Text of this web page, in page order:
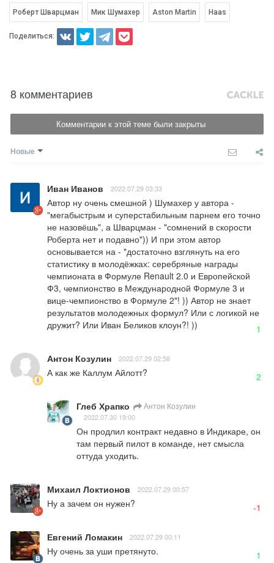
Роберт Шварцман Мик Шумахер Aston Martin Haas
Поделиться:
8 комментариев
Комментарии к этой теме были закрыты
Новые
Иван Иванов 2022.07.29 03:33
Автор ну очень смешной ) Шумахер у автора -
"мегабыстрым и суперстабильным парнем его точно
не назовёшь", а Шварцман - "сомнений в скорости
Роберта нет и подавно")) И при этом автор
основывается на - "достаточно взглянуть на его
статистику в молодёжках: серебряные награды
чемпионата в Формуле Renault 2.0 и Европейской
Ф3, чемпионство в Международной Формуле 3 и
вице-чемпионство в Формуле 2"! )) Автор не знает
результатов молодежных формул? Или с логикой не
дружит? Или Иван Беликов клоун?! ))
1
Антон Козулин 2022.07.29 02:58
А как же Каллум Айлотт? 2
Глеб Храпко Антон Козулин
2022.07.30 19:00
Он продлил контракт недавно в Индикаре, он
там первый пилот в команде, нет смысла
оттуда уходить.
Михаил Локтионов 2022.07.29 00:57
Ну а зачем он нужен? -1
Евгений Ломакин 2022.07.29 00:11
Ну очень за уши претянуто. 1